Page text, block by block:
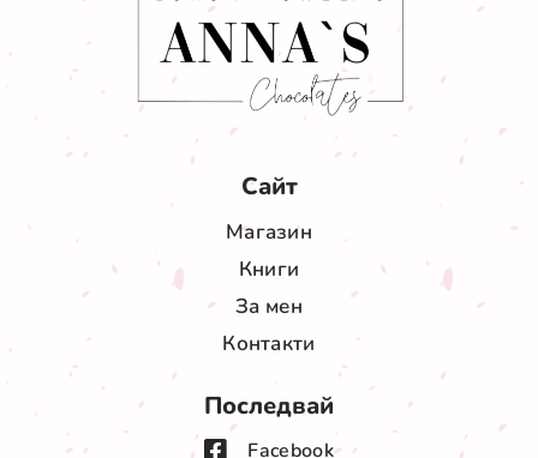
Сайт
Магазин
Книги
За мен
Контакти
Последвай
Facebook